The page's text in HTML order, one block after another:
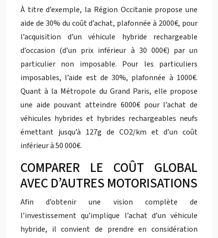
À titre d’exemple, la Région Occitanie propose une
aide de 30% du coût d’achat, plafonnée à 2000€, pour
l’acquisition d’un véhicule hybride rechargeable
d’occasion (d’un prix inférieur à 30 000€) par un
particulier non imposable. Pour les particuliers
imposables, l’aide est de 30%, plafonnée à 1000€.
Quant à la Métropole du Grand Paris, elle propose
une aide pouvant atteindre 6000€ pour l’achat de
véhicules hybrides et hybrides rechargeables neufs
émettant jusqu’à 127g de CO2/km et d’un coût
inférieur à 50 000€.
COMPARER LE COÛT GLOBAL
AVEC D’AUTRES MOTORISATIONS
Afin d’obtenir une vision complète de
l’investissement qu’implique l’achat d’un véhicule
hybride, il convient de prendre en considération